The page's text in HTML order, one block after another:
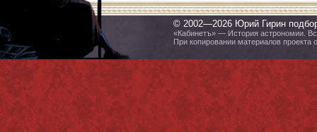
© 2002—2026 Юрий Гирин
«Кабинетъ» — История астрономии.
При копировании материалов проекта